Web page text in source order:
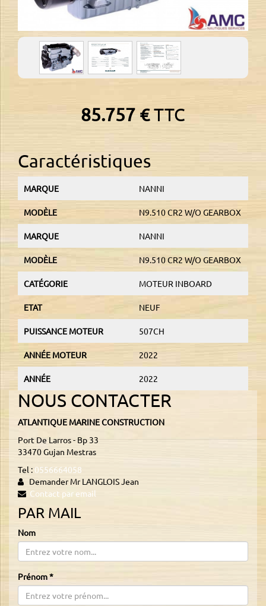
85.757 € TTC
Caractéristiques
MARQUE NANNI
MODÈLE N9.510 CR2 W/O GEARBOX
MARQUE NANNI
MODÈLE N9.510 CR2 W/O GEARBOX
CATÉGORIE MOTEUR INBOARD
ETAT NEUF
PUISSANCE MOTEUR 507CH
ANNÉE MOTEUR 2022
ANNÉE 2022
NOUS CONTACTER
ATLANTIQUE MARINE CONSTRUCTION
Port De Larros - Bp 33
33470 Gujan Mestras
Tel : 0556664058
Demander Mr LANGLOIS Jean
Contact par email
PAR MAIL
Nom
Prénom*